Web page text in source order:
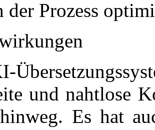
der Prozess
und nahtlose
Es hat